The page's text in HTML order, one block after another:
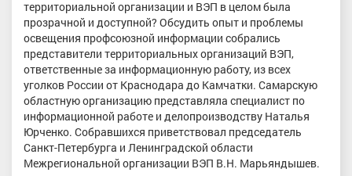
территориальной организации и ВЭП в целом была
прозрачной и доступной? Обсудить опыт и проблемы
освещения профсоюзной информации собрались
представители территориальных организаций ВЭП,
ответственные за информационную работу, из всех
уголков России от Краснодара до Камчатки. Самарскую
областную организацию представляла специалист по
информационной работе и делопроизводству Наталья
Юрченко. Собравшихся приветствовал председатель
Санкт-Петербурга и Ленинградской области
Межрегиональной организации ВЭП В.Н. Марьяндышев.